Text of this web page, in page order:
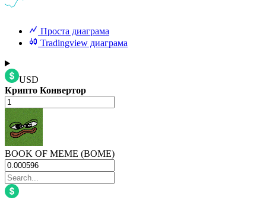
Проста диаграма
Tradingview диаграма
USD
Крипто Конвертор
BOOK OF MEME (BOME)